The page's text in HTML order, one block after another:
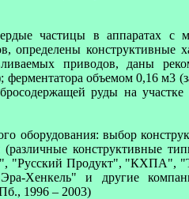
частицы в аппаратах с
конструктивные
приводов, даны
объемом 0,16 м3
руды на участке
оборудования: выбор
(различные конструктивные
"Русский Продукт", "КХПА",
Хенкель" и другие
1996 – 2003)